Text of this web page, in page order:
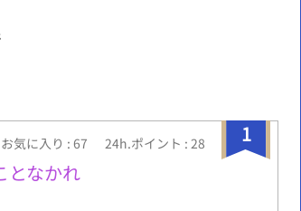
1
お気に入り : 67 24h.ポイント : 28
となかれ